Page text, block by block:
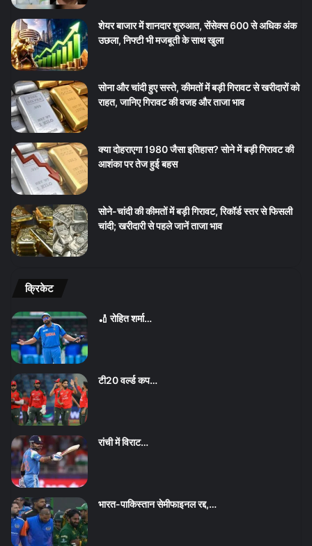
शेयर बाजार में शानदार शुरुआत, सेंसेक्स 600 से अधिक अंक
उछला, निफ्टी भी मजबूती के साथ खुला
सोना और चांदी हुए सस्ते, कीमतों में बड़ी गिरावट से खरीदारों को
राहत, जानिए गिरावट की वजह और ताजा भाव
क्या दोहराएगा 1980 जैसा इतिहास? सोने में बड़ी गिरावट की
आशंका पर तेज हुई बहस
सोने-चांदी की कीमतों में बड़ी गिरावट, रिकॉर्ड स्तर से फिसली
चांदी; खरीदारी से पहले जानें ताजा भाव
क्रिकेट
🏏 रोहित शर्मा…
टी20 वर्ल्ड कप…
रांची में विराट…
भारत-पाकिस्तान सेमीफाइनल रद्द,…